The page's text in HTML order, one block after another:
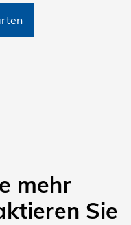
mehr
Sie